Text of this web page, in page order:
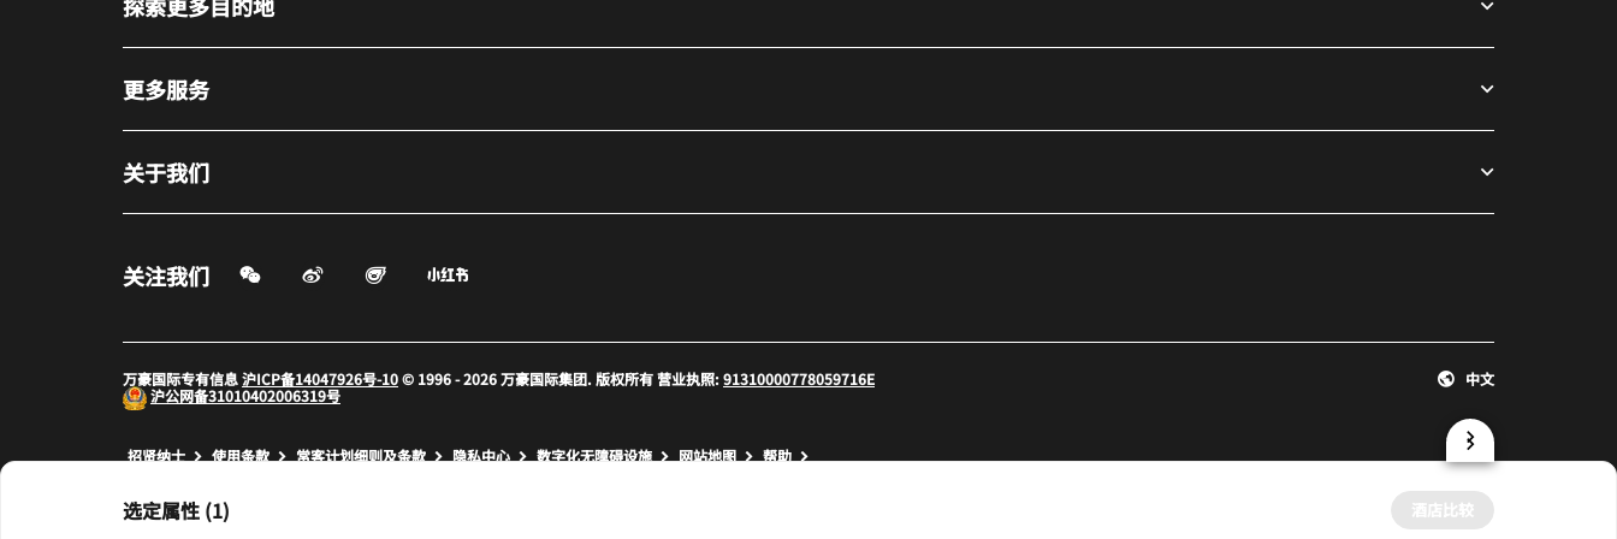
选定属性 (1) 酒店比较
更多服务
关于我们
关注我们 微信扫一扫
打开新窗口打开新窗口打开新窗口
万豪国际专有信息沪ICP备14047926号-10© 1996 - 2026 万豪国际集团. 版权所有 营业执照:91310000778059716E
沪公网备31010402006319号
中文
招贤纳士 打开新窗口
使用条款 打开新窗口
常客计划细则及条款 打开新窗口
隐私中心 数字化无障碍设施 网站地图 帮助
prod32,7D992906-6CA9-51F5-807E-F8BF9F8E3584,NA